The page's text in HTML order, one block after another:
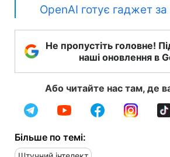
OpenAI готує гаджет
Не пропустіть головне!
наші оновлення в
Або читайте нас там, де
Більше по темі: